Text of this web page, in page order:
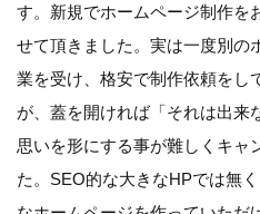
す。新規でホームページ制作を
せて頂きました。実は一度別の
業を受け、格安で制作依頼をし
が、蓋を開ければ「それは出来
思いを形にする事が難しくキャ
た。SEO的な大きなHPでは無